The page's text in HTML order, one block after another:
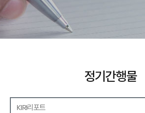
정기간행물
KIRI리포트